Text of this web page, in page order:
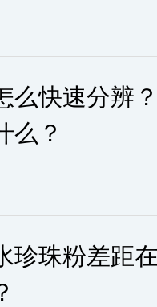
么快速分辨
么？
珍珠粉差距